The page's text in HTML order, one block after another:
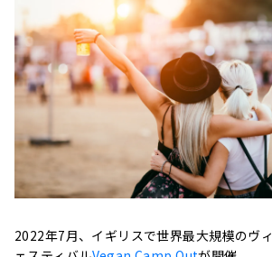
2022年7月、イギリスで世界最大規模のヴ